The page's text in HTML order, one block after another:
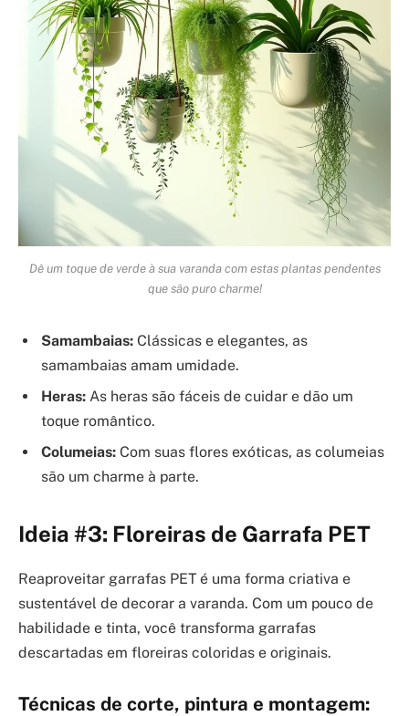
Dê um toque de verde à sua varanda com estas plantas pendentes
que são puro charme!
Samambaias: Clássicas e elegantes, as
samambaias amam umidade.
Heras: As heras são fáceis de cuidar e dão um
toque romântico.
Columeias: Com suas flores exóticas, as columeias
são um charme à parte.
Ideia #3: Floreiras de Garrafa PET
Reaproveitar garrafas PET é uma forma criativa e
sustentável de decorar a varanda. Com um pouco de
habilidade e tinta, você transforma garrafas
descartadas em floreiras coloridas e originais.
Técnicas de corte, pintura e montagem: